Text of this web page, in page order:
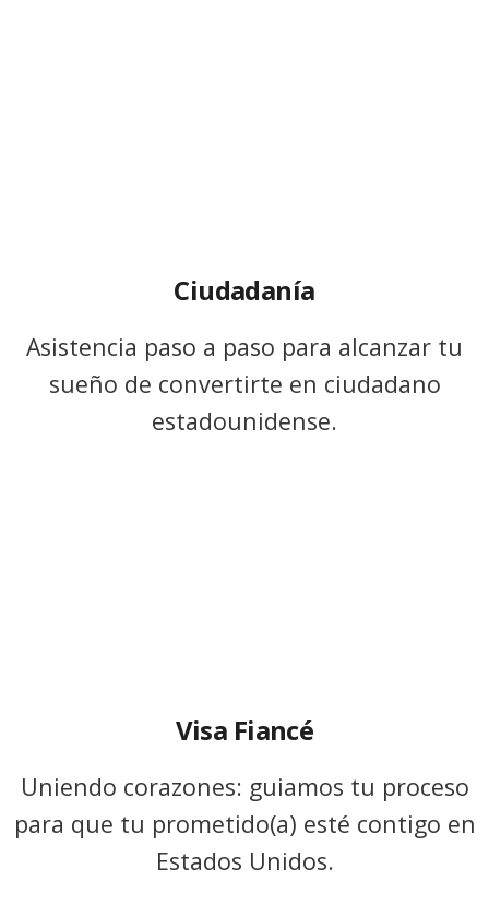
Ciudadanía
Asistencia paso a paso para alcanzar tu
sueño de convertirte en ciudadano
estadounidense.
Visa Fiancé
Uniendo corazones: guiamos tu proceso
para que tu prometido(a) esté contigo en
Estados Unidos.